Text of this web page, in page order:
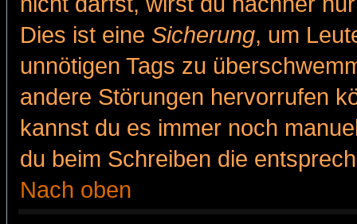
Dies ist eine Sicherung, um
unnötigen Tags zu
andere Störungen hervorrufen
kannst du es immer noch
du beim Schreiben die
Nach oben